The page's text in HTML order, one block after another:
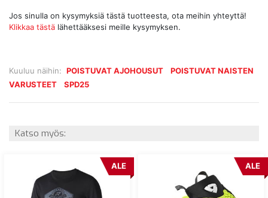
Kuuluu näihin: POISTUVAT AJOHOUSUT
POISTUVAT NAISTEN
VARUSTEET
SPD25
Jos sinulla on kysymyksiä tästä tuotteesta, ota meihin yhteyttä!
Klikkaa tästä lähettääksesi meille kysymyksen.
Katso myös:
ALE ALE